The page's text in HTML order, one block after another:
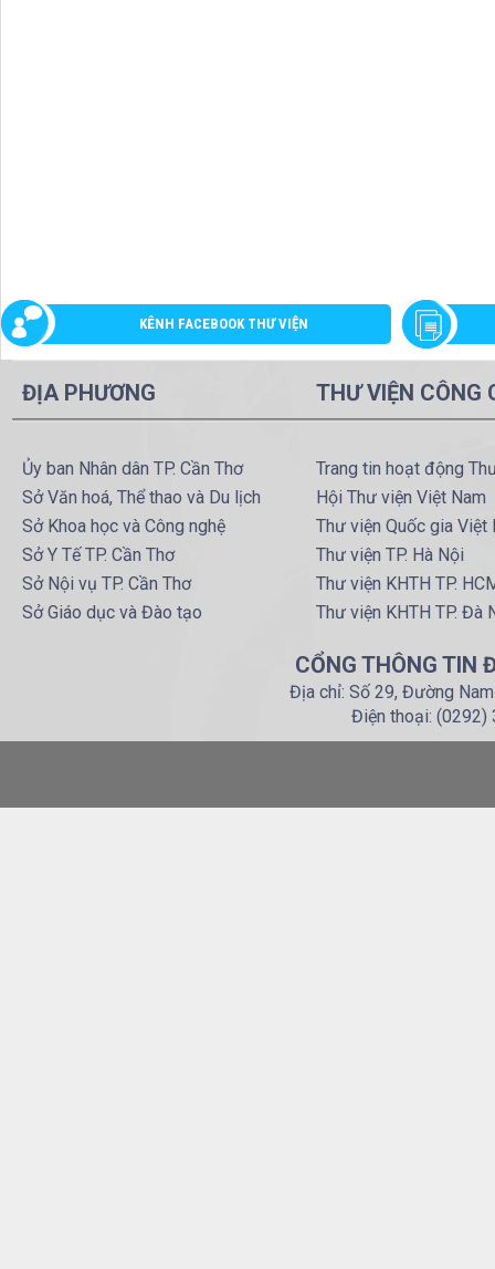
KÊNH FACEBOOK THƯ VIỆN
ĐỊA PHƯƠNG
Ủy ban Nhân dân TP. Cần Thơ
Sở Văn hoá, Thể thao và Du lịch
Sở Khoa học và Công nghệ
Sở Y Tế TP. Cần Thơ
Sở Nội vụ TP. Cần Thơ
Sở Giáo dục và Đào tạo
THƯ VIỆN CÔNG
Trang tin hoạt động
Hội Thư viện Việt Nam
Thư viện Quốc gia Việt
Thư viện TP. Hà Nội
Thư viện KHTH TP.
Thư viện KHTH TP. Đà
CỔNG THÔNG TIN
Địa chỉ: Số 29, Đường
Điện thoại: (0292)